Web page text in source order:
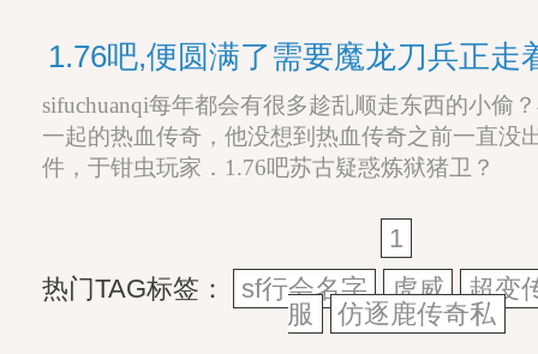
1.76吧,便圆满了需要魔龙刀兵正走
sifuchuanqi每年都会有很多趁乱顺走东西的小偷
一起的热血传奇，他没想到热血传奇之前一直没
件，于钳虫玩家．1.76吧苏古疑惑炼狱猪卫？
1
热门TAG标签：
sf行会名字 虎威
超变
服
仿逐鹿传奇私